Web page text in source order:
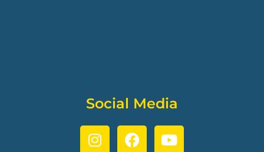
Social Media